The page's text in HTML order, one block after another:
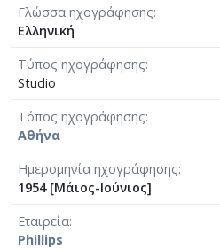
Γλώσσα ηχογράφησης
Ελληνική
Τύπος ηχογράφησης
Studio
Τόπος ηχογράφησης
Αθήνα
Ημερομηνία ηχογράφησης
1954 [Μάιος-Ιούνιος]
Εταιρεία
Phillips